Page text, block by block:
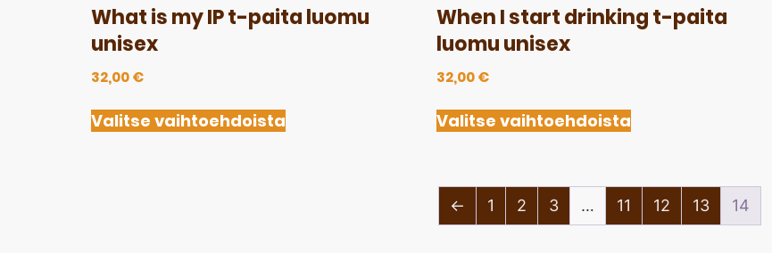
What is my IP t-paita luomu
unisex
32,00€
Valitse vaihtoehdoista
When I start drinking t-paita
luomu unisex
32,00€
Valitse vaihtoehdoista
← 1 2 3 … 11 12 13 14